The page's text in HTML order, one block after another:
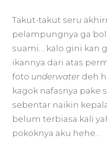
Takut-takut seru
pelampungnya ga
suami… kalo gini kan
ikannya dari atas
foto underwater deh
kagok nafasnya pake
sebentar naikin
belum terbiasa kali
pokoknya aku hehe…